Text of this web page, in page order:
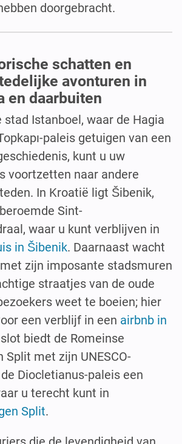
doorgebracht.
schatten en
avonturen in
en daarbuiten
stad Istanboel, waar de Hagia
paleis getuigen van een
kunt u uw
voortzetten naar andere
In Kroatië ligt Šibenik,
Sint-
waar u kunt verblijven in
in Šibenik. Daarnaast wacht
zijn imposante stadsmuren
straatjes van de oude
weet te boeien; hier
een verblijf in een airbnb in
biedt de Romeinse
Split met zijn UNESCO-
Diocletianus-paleis een
u terecht kunt in
Split.